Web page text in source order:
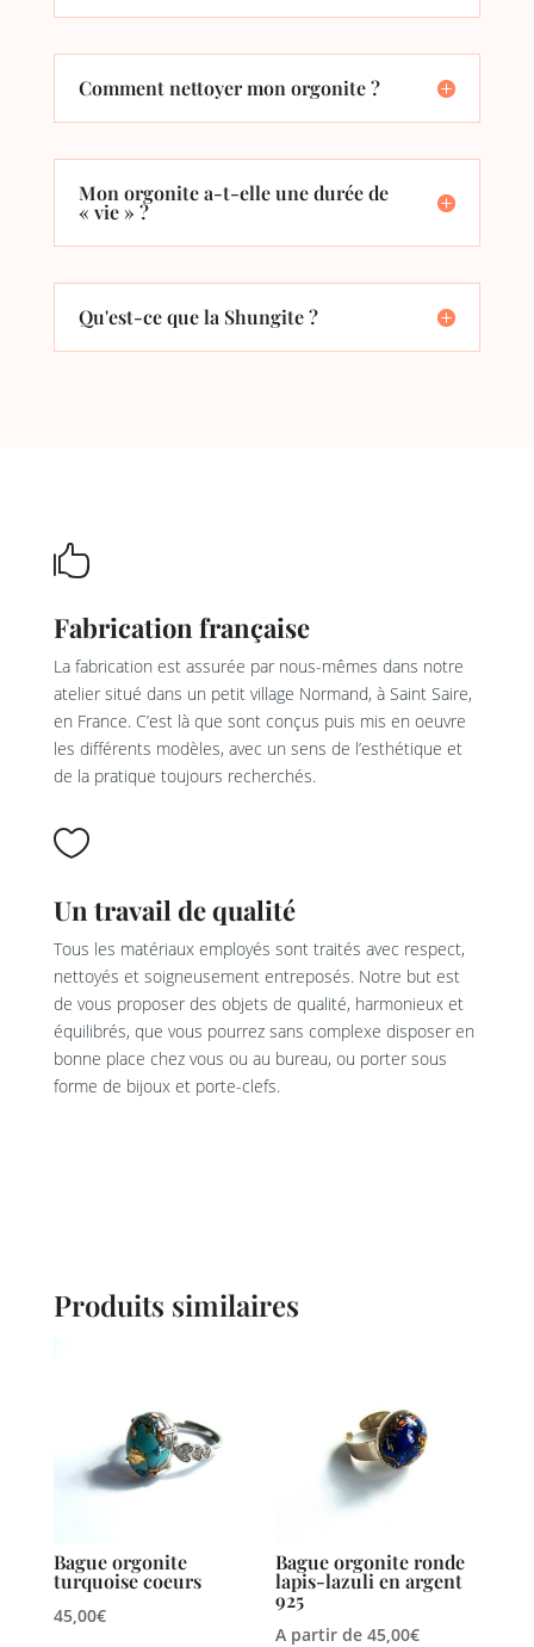
Comment nettoyer mon orgonite ?
Mon orgonite a-t-elle une durée de
« vie » ?
Qu'est-ce que la Shungite ?

Fabrication française
La fabrication est assurée par nous-mêmes dans notre
atelier situé dans un petit village Normand, à Saint Saire,
en France. C’est là que sont conçus puis mis en oeuvre
les différents modèles, avec un sens de l’esthétique et
de la pratique toujours recherchés.

Un travail de qualité
Tous les matériaux employés sont traités avec respect,
nettoyés et soigneusement entreposés. Notre but est
de vous proposer des objets de qualité, harmonieux et
équilibrés, que vous pourrez sans complexe disposer en
bonne place chez vous ou au bureau, ou porter sous
forme de bijoux et porte-clefs.
Produits similaires
Bague orgonite
turquoise coeurs
45,00€
Bague orgonite ronde
lapis-lazuli en argent
925
A partir de45,00€